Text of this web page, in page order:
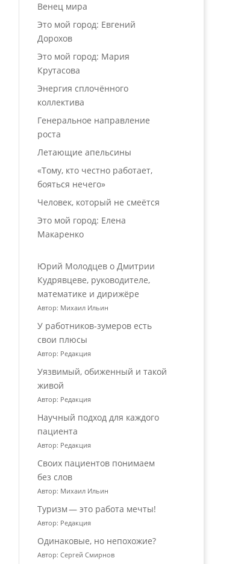
Венец мира
Это мой город: Евгений
Дорохов
Это мой город: Мария
Крутасова
Энергия сплочённого
коллектива
Генеральное направление
роста
Летающие апельсины
«Тому, кто честно работает,
бояться нечего»
Человек, который не смеётся
Это мой город: Елена
Макаренко
Юрий Молодцев о Дмитрии
Кудрявцеве, руководителе,
математике и дирижёре
Автор: Михаил Ильин
У работников‑зумеров есть
свои плюсы
Автор: Редакция
Уязвимый, обиженный и такой
живой
Автор: Редакция
Научный подход для каждого
пациента
Автор: Редакция
Своих пациентов понимаем
без слов
Автор: Михаил Ильин
Туризм — это работа мечты!
Автор: Редакция
Одинаковые, но непохожие?
Автор: Сергей Смирнов